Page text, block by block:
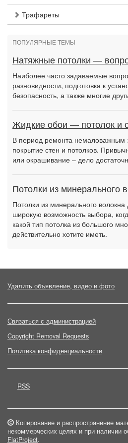
Трафареты
ПОПУЛЯРНЫЕ ТЕМЫ
Натяжные потолки —
Наиболее часто задаваемые
разновидности, подготовка к
безопасность, а также многие
Жидкие обои — потолок и
В период ремонта немаловажным
покрытие стен и потолков.
или окрашивание – дело
Потолки из минерального
Потолки из минерального
широкую возможность выбора,
какой тип потолка из большого
действительно хотите иметь.
Удалить объявление, видео и фото
Связаться с администрацией
Copyright Removal Requests
Политика конфиденциальности
RSS
Копирование и распространение
некоммерческих целях и при наличии
FlatProject.